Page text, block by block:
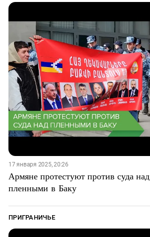
17 января 2025, 20:26
Армяне протестуют против суда над
пленными в Баку
ПРИГРАНИЧЬЕ